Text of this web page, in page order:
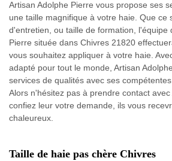
Artisan Adolphe Pierre vous propose ses
une taille magnifique à votre haie. Que ce
d'entretien, ou taille de formation, l'équipe
Pierre située dans Chivres 21820
vous souhaitez appliquer à votre haie.
adapté pour tout le monde, Artisan
services de qualités avec ses
Alors n'hésitez pas à prendre contact avec
confiez leur votre demande, ils vous
chaleureux.
Taille de haie pas chère Chivres